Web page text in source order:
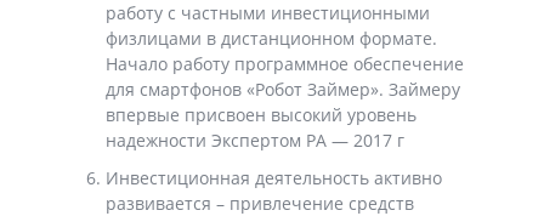
работу с частными инвестиционными
физлицами в дистанционном формате.
Начало работу программное обеспечение
для смартфонов «Робот Займер». Займеру
впервые присвоен высокий уровень
надежности Экспертом РА — 2017 г
Инвестиционная деятельность активно
развивается – привлечение средств